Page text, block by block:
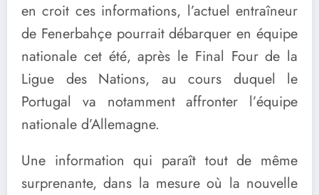
en croit ces informations, l’actuel entraîneur
de Fenerbahçe pourrait débarquer en équipe
nationale cet été, après le Final Four de la
Ligue des Nations, au cours duquel le
Portugal va notamment affronter l’équipe
nationale d’Allemagne.
Une information qui paraît tout de même
surprenante, dans la mesure où la nouvelle